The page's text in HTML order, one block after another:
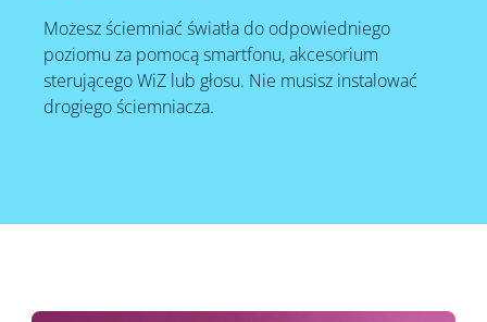
Możesz ściemniać światła do odpowiedniego
poziomu za pomocą smartfonu, akcesorium
sterującego WiZ lub głosu. Nie musisz instalować
drogiego ściemniacza.